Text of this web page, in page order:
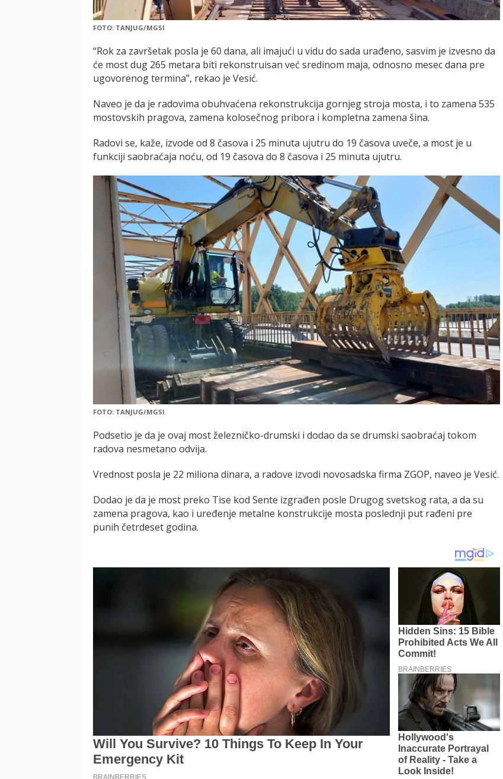
FOTO: TANJUG/MGSI
“Rok za završetak posla je 60 dana, ali imajući u vidu do sada urađeno, sasvim je izvesno da
će most dug 265 metara biti rekonstruisan već sredinom maja, odnosno mesec dana pre
ugovorenog termina”, rekao je Vesić.
Naveo je da je radovima obuhvaćena rekonstrukcija gornjeg stroja mosta, i to zamena 535
mostovskih pragova, zamena kolosečnog pribora i kompletna zamena šina.
Radovi se, kaže, izvode od 8 časova i 25 minuta ujutru do 19 časova uveče, a most je u
funkciji saobraćaja noću, od 19 časova do 8 časova i 25 minuta ujutru.
FOTO: TANJUG/MGSI
Podsetio je da je ovaj most železničko-drumski i dodao da se drumski saobraćaj tokom
radova nesmetano odvija.
Vrednost posla je 22 miliona dinara, a radove izvodi novosadska firma ZGOP, naveo je Vesić.
Dodao je da je most preko Tise kod Sente izgrađen posle Drugog svetskog rata, a da su
zamena pragova, kao i uređenje metalne konstrukcije mosta poslednji put rađeni pre
punih četrdeset godina.